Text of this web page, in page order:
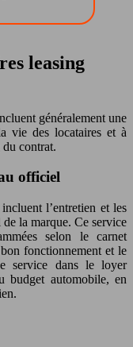
leasing
généralement une
vie des locataires et à
contrat.
officiel
l’entretien et les
la marque. Ce service
selon le carnet
fonctionnement et le
service dans le loyer
budget automobile, en